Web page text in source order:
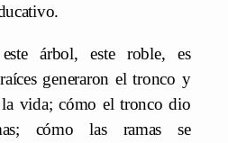
árbol, este roble, es
generaron el tronco y
vida; cómo el tronco dio
cómo las ramas se